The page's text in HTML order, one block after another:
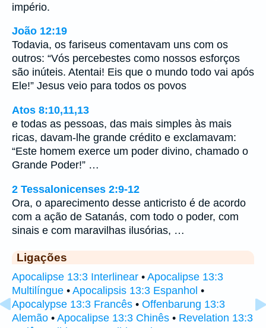
império.
João 12:19
Todavia, os fariseus comentavam uns com os
outros: “Vós percebestes como nossos esforços
são inúteis. Atentai! Eis que o mundo todo vai após
Ele!” Jesus veio para todos os povos
Atos 8:10,11,13
e todas as pessoas, das mais simples às mais
ricas, davam-lhe grande crédito e exclamavam:
“Este homem exerce um poder divino, chamado o
Grande Poder!” …
2 Tessalonicenses 2:9-12
Ora, o aparecimento desse anticristo é de acordo
com a ação de Satanás, com todo o poder, com
sinais e com maravilhas ilusórias, …
Ligações
Apocalipse 13:3 Interlinear • Apocalipse 13:3
Multilíngue • Apocalipsis 13:3 Espanhol •
Apocalypse 13:3 Francês • Offenbarung 13:3
Alemão • Apocalipse 13:3 Chinês • Revelation 13:3